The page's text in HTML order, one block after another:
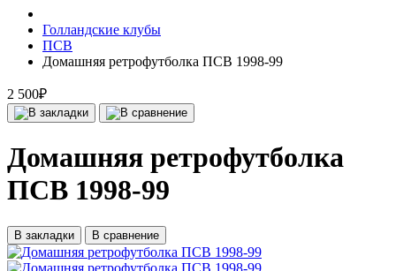
Голландские клубы
ПСВ
Домашняя ретрофутболка ПСВ 1998-99
2 500₽
Домашняя ретрофутболка
ПСВ 1998-99
В закладки В сравнение